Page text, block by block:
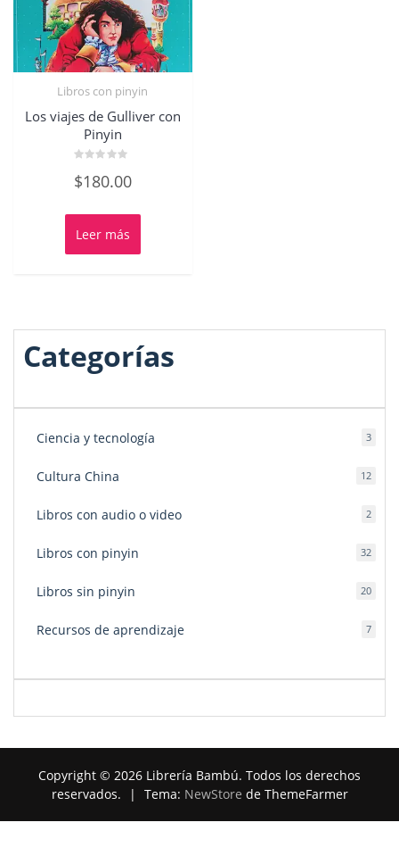
Libros con pinyin
Los viajes de Gulliver con
Pinyin
con
0
5
$180.00
Leer más
Categorías
Ciencia y tecnología 33
Cultura China 1212
Libros con audio o video 22
Libros con pinyin 3232
Libros sin pinyin 2020
Recursos de aprendizaje 77
Copyright © 2026 Librería Bambú. Todos los derechos
reservados.
| Tema: NewStore de ThemeFarmer